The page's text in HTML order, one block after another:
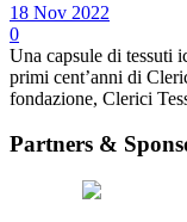
18 Nov 2022
0
Una capsule di tessuti
primi cent’anni di
fondazione, Clerici
Partners &